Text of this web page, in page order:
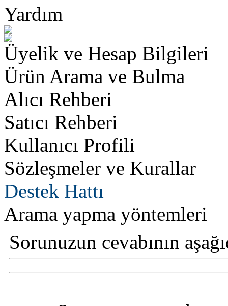
Yardım
Üyelik ve Hesap Bilgileri
Ürün Arama ve Bulma
Alıcı Rehberi
Satıcı Rehberi
Kullanıcı Profili
Sözleşmeler ve Kurallar
Destek Hattı
Arama yapma yöntemleri
Sorunuzun cevabının